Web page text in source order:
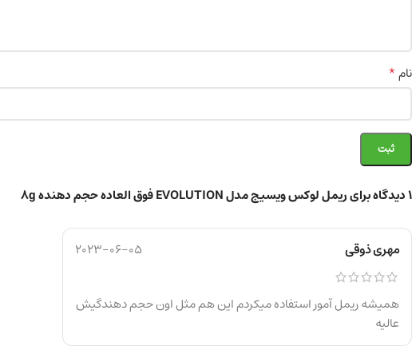
1 دیدگاه برای ریمل لوکس ویسیج مدل EVOLUTION فوق العاده حجم دهنده 8g
مهری ذوقی 2023-06-05
همیشه ریمل آمور استفاده میکردم این هم مثل اون حجم دهندگیش
عالیه
نام*